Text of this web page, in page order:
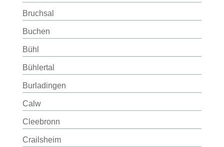
Bruchsal
Buchen
Bühl
Bühlertal
Burladingen
Calw
Cleebronn
Crailsheim